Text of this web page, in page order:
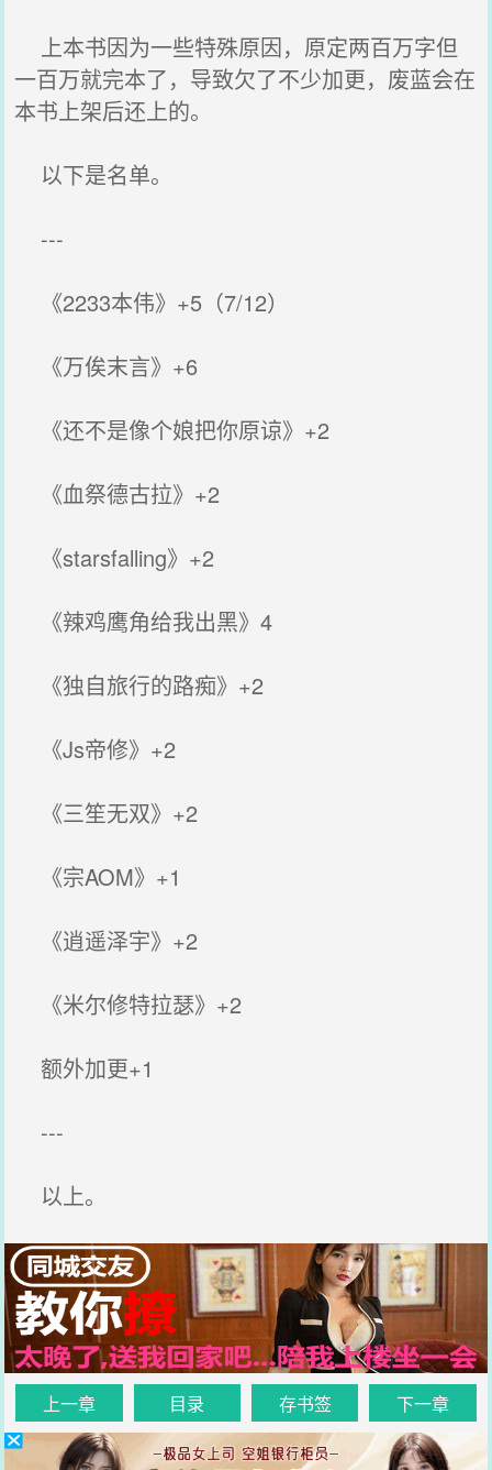
上本书因为一些特殊原因，原定两百万字但
一百万就完本了，导致欠了不少加更，废蓝会在
本书上架后还上的。
以下是名单。
---
《2233本伟》+5（7/12）
《万俟末言》+6
《还不是像个娘把你原谅》+2
《血祭德古拉》+2
《starsfalling》+2
《辣鸡鹰角给我出黑》4
《独自旅行的路痴》+2
《Js帝修》+2
《三笙无双》+2
《宗AOM》+1
《逍遥泽宇》+2
《米尔修特拉瑟》+2
额外加更+1
---
以上。
上一章 目录 存书签 下一章